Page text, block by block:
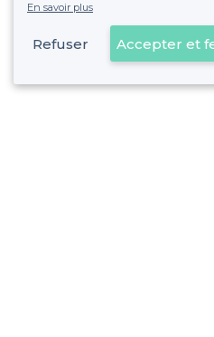
Référencer mon
Déjà
En savoir plus
Refuser Accepter et